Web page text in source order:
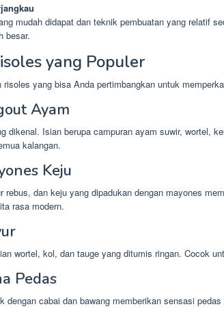
mudah didapat dan teknik pembuatan yang relatif
besar.
yang Populer
risoles yang bisa Anda pertimbangkan untuk
Ayam
dikenal. Isian berupa campuran ayam suwir, wortel,
kalangan.
Keju
rebus, dan keju yang dipadukan dengan mayones
rasa modern.
wortel, kol, dan tauge yang ditumis ringan. Cocok
Pedas
dengan cabai dan bawang memberikan sensasi